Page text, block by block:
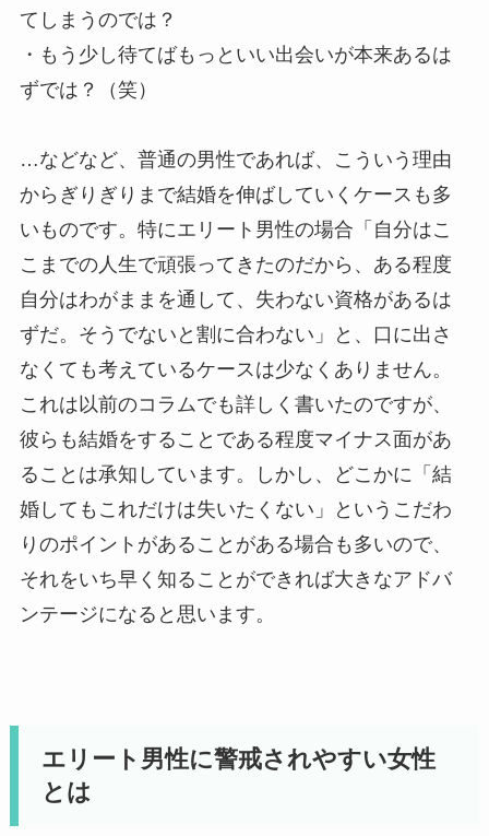
てしまうのでは？
・もう少し待てばもっといい出会いが本来あるは
ずでは？（笑）
…などなど、普通の男性であれば、こういう理由
からぎりぎりまで結婚を伸ばしていくケースも多
いものです。特にエリート男性の場合「自分はこ
こまでの人生で頑張ってきたのだから、ある程度
自分はわがままを通して、失わない資格があるは
ずだ。そうでないと割に合わない」と、口に出さ
なくても考えているケースは少なくありません。
これは以前のコラムでも詳しく書いたのですが、
彼らも結婚をすることである程度マイナス面があ
ることは承知しています。しかし、どこかに「結
婚してもこれだけは失いたくない」というこだわ
りのポイントがあることがある場合も多いので、
それをいち早く知ることができれば大きなアドバ
ンテージになると思います。
エリート男性に警戒されやすい女性
とは